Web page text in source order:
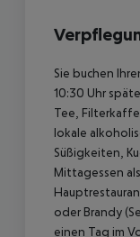
Sie buchen
10:30 Uhr
Tee,
lokale
Süßigkeiten,
Mittagessen
oder Brandy
einen Tag im